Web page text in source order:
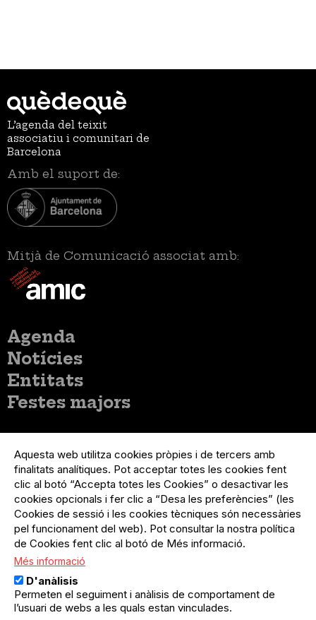
L’agenda del teixit
associatiu i comunitari de
Barcelona
Amb el suport de:
Mitjà de Comunicació associat amb:
Menú
principal
Agenda
Notícies
Entitats
Festes majors
del
compte
d'usuari
Menú
usuari
no
loggat
Registre organització
Menú
Peu
Sobre el projecte
Preguntes freqüents
Contacte
Menú
Legal
Política de privacitat
Avís legal
Política de cookies
Aquesta web utilitza cookies pròpies i de tercers amb
finalitats analítiques. Pot acceptar totes les cookies fent
clic al botó “Accepta totes les Cookies” o desactivar les
cookies opcionals i fer clic a “Desa les preferències” (les
Cookies de sessió i les cookies tècniques són necessàries
pel funcionament del web). Pot consultar la nostra política
de Cookies fent clic al botó de Més informació.
Més informació
D'anàlisis
Permeten el seguiment i anàlisis de comportament de
l’usuari de webs a les quals estan vinculades.